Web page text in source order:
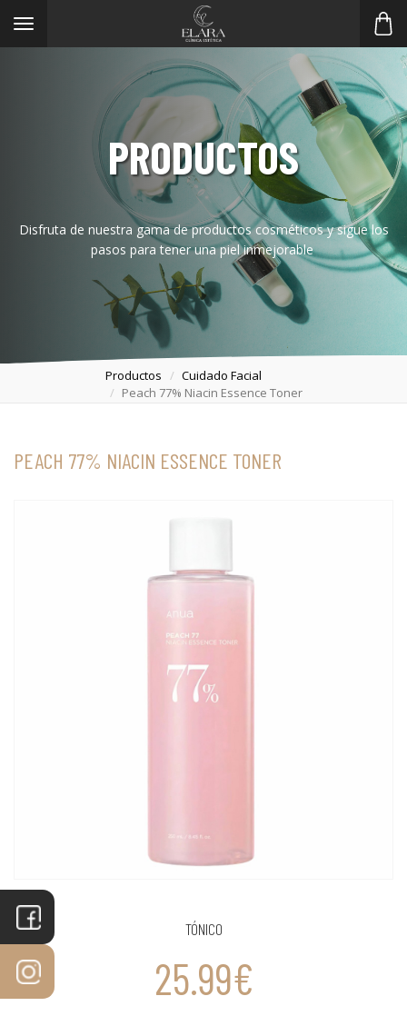
Toggle
navigation
PRODUCTOS
Disfruta de nuestra gama de productos cosméticos y sigue los
pasos para tener una piel inmejorable
Productos
Cuidado Facial
Peach 77% Niacin Essence Toner
PEACH 77% NIACIN ESSENCE TONER
TÓNICO
25.99€